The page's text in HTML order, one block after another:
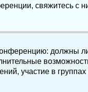
свяжитесь с
должны
участие в группах